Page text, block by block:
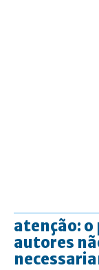
atenção:
autores